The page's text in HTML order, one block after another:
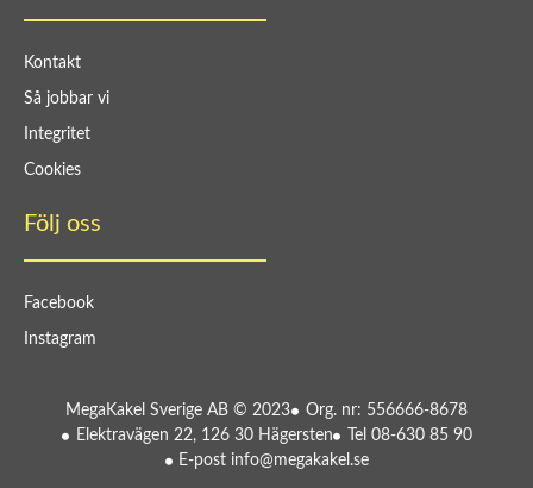
Kontakt
Så jobbar vi
Integritet
Cookies
Följ oss
Facebook
Instagram
MegaKakel Sverige AB © 2023
Org. nr: 556666-8678
Elektravägen 22, 126 30 Hägersten
Tel 08-630 85 90
E-post info@megakakel.se